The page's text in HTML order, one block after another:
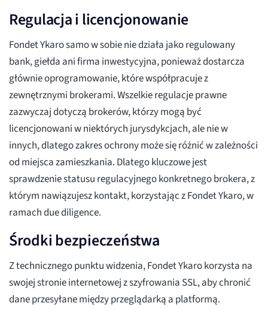
Regulacja i licencjonowanie
Fondet Ykaro samo w sobie nie działa jako regulowany
bank, giełda ani firma inwestycyjna, ponieważ dostarcza
głównie oprogramowanie, które współpracuje z
zewnętrznymi brokerami. Wszelkie regulacje prawne
zazwyczaj dotyczą brokerów, którzy mogą być
licencjonowani w niektórych jurysdykcjach, ale nie w
innych, dlatego zakres ochrony może się różnić w zależności
od miejsca zamieszkania. Dlatego kluczowe jest
sprawdzenie statusu regulacyjnego konkretnego brokera, z
którym nawiązujesz kontakt, korzystając z Fondet Ykaro, w
ramach due diligence.
Środki bezpieczeństwa
Z technicznego punktu widzenia, Fondet Ykaro korzysta na
swojej stronie internetowej z szyfrowania SSL, aby chronić
dane przesyłane między przeglądarką a platformą.